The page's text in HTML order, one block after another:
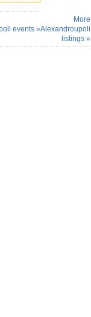
events »
More
Alexandroupoli
listings »